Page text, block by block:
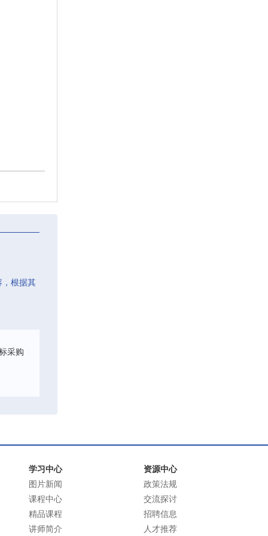
，根据其
采购
学习中心
图片新闻
课程中心
精品课程
讲师简介
资源中心
政策法规
交流探讨
招聘信息
人才推荐